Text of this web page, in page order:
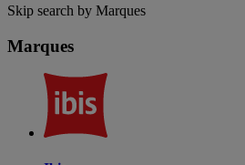
Skip search by Marques
Marques